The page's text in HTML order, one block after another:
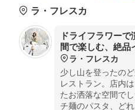
ラ・フレスカ
ドライフラワー
間で楽しむ、絶品
ラ・フレスカ
少し山を登ったの
レストラン。店内
たお洒落な空間で
チ麺のパスタ、ど